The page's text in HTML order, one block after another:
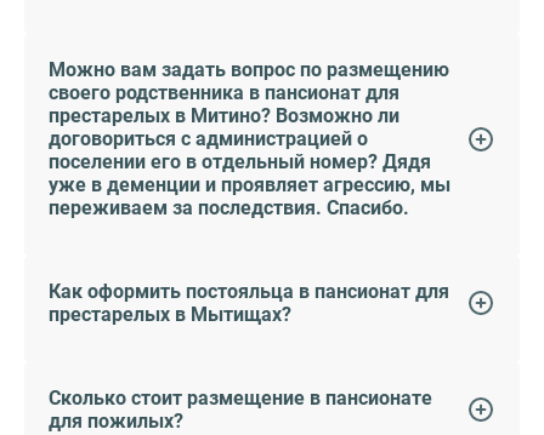
Можно вам задать вопрос по размещению
своего родственника в пансионат для
престарелых в Митино? Возможно ли
договориться с администрацией о
поселении его в отдельный номер? Дядя
уже в деменции и проявляет агрессию, мы
переживаем за последствия. Спасибо.
Как оформить постояльца в пансионат для
престарелых в Мытищах?
Сколько стоит размещение в пансионате
для пожилых?